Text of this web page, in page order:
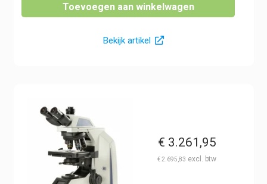
Toevoegen aan winkelwagen
Bekijk artikel
€ 3.261,95
€2.695,83